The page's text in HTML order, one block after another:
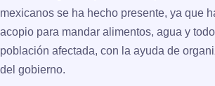
mexicanos se ha hecho presente, ya que
acopio para mandar alimentos, agua y
población afectada, con la ayuda de
del gobierno.